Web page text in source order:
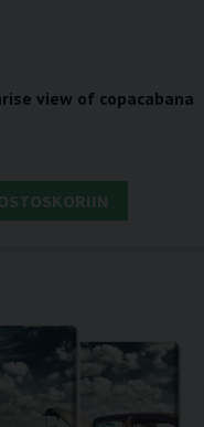
view of copacabana